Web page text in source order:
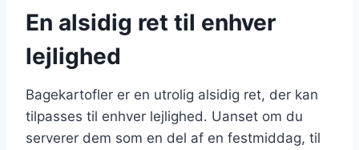
En alsidig ret til enhver
lejlighed
Bagekartofler er en utrolig alsidig ret, der kan
tilpasses til enhver lejlighed. Uanset om du
serverer dem som en del af en festmiddag, til